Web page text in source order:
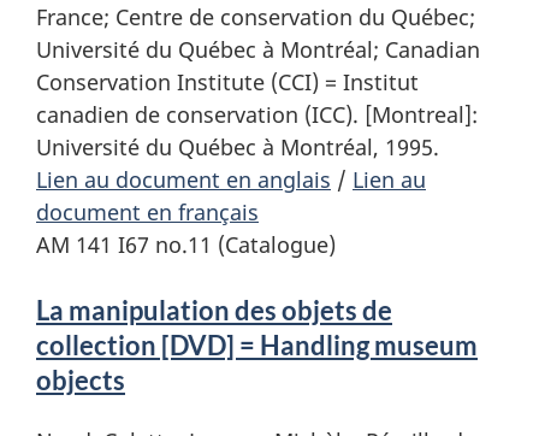
France; Centre de conservation du Québec;
Université du Québec à Montréal; Canadian
Conservation Institute (CCI) = Institut
canadien de conservation (ICC). [Montreal]:
Université du Québec à Montréal, 1995.
Lien au document en anglais / Lien au
document en français
AM 141 I67 no.11 (Catalogue)
La manipulation des objets de
collection [DVD] = Handling museum
objects